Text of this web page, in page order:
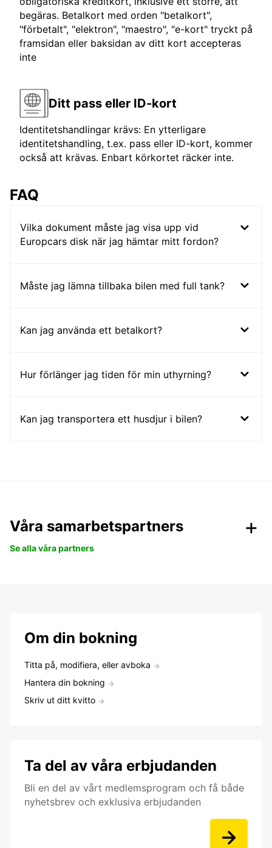
begäras. Betalkort med orden "betalkort",
"förbetalt", "elektron", "maestro", "e-kort" tryckt på
framsidan eller baksidan av ditt kort accepteras
inte
Ditt pass eller ID-kort
Identitetshandlingar krävs: En ytterligare
identitetshandling, t.ex. pass eller ID-kort, kommer
också att krävas. Enbart körkortet räcker inte.
FAQ
Vilka dokument måste jag visa upp vid
Europcars disk när jag hämtar mitt fordon?
Måste jag lämna tillbaka bilen med full tank?
Kan jag använda ett betalkort?
Hur förlänger jag tiden för min uthyrning?
Kan jag transportera ett husdjur i bilen?
Våra samarbetspartners
Se alla våra partners
Om din bokning
Titta på, modifiera, eller avboka
Hantera din bokning
Skriv ut ditt kvitto
Ta del av våra erbjudanden
Bli en del av vårt medlemsprogram och få både
nyhetsbrev och exklusiva erbjudanden